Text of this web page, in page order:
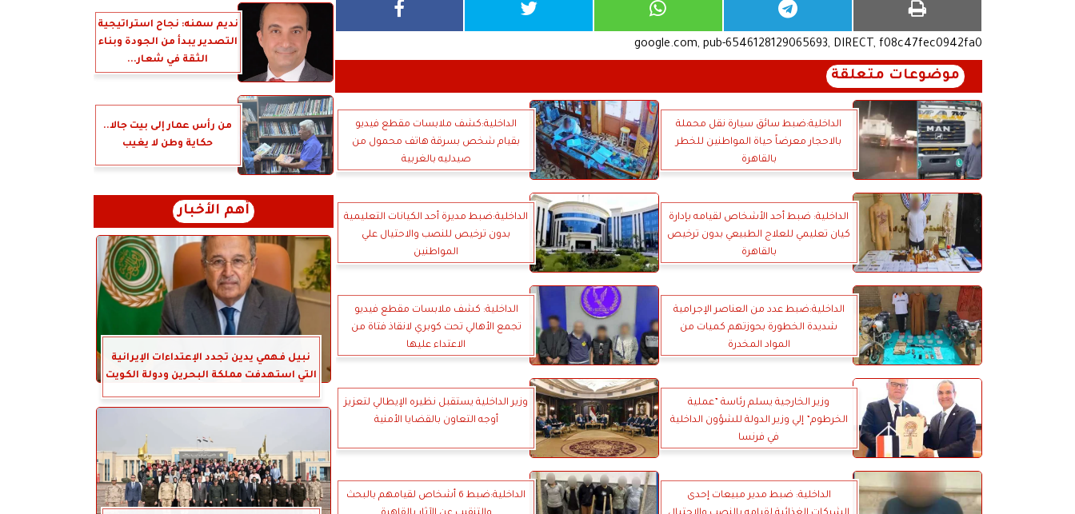
google.com, pub-6546128129065693, DIRECT, f08c47fec0942fa0
موضوعات متعلقة
الداخلية:ضبط سائق سيارة نقل محملة
بالاحجار معرضاً حياة المواطنين للخطر
بالقاهرة
الداخلية:كشف ملابسات مقطع فيديو
بقيام شخص بسرقة هاتف محمول من
صيدليه بالغربية
الداخلية: ضبط أحد الأشخاص لقيامه بإدارة
كيان تعليمي للعلاج الطبيعي بدون ترخيص
بالقاهرة
الداخلية:ضبط مديرة أحد الكيانات التعليمية
بدون ترخيص للنصب والاحتيال علي
المواطنين
الداخلية:ضبط عدد من العناصر الإجرامية
شديدة الخطورة بحوزتهم كميات من
المواد المخدرة
الداخلية: كشف ملابسات مقطع فيديو
تجمع الأهالي تحت كوبري لانقاذ فتاة من
الاعتداء عليها
وزير الخارجية يسلم رئاسة ”عملية
الخرطوم” إلي وزير الدولة للشؤون الداخلية
في فرنسا
وزير الداخلية يستقبل نظيره الإيطالي لتعزيز
أوجه التعاون بالقضايا الأمنية
الداخلية: ضبط مدير مبيعات إحدى
الداخلية:ضبط 6 أشخاص لقيامهم بالبحث
نديم سمنه: نجاح استراتيجية
التصدير يبدأ من الجودة وبناء
الثقة في شعار...
من رأس عمار إلى بيت جالا..
حكاية وطن لا يغيب
أهم الأخبار
نبيل فهمي يدين تجدد الإعتداءات الإيرانية
التي استهدفت مملكة البحرين ودولة الكويت